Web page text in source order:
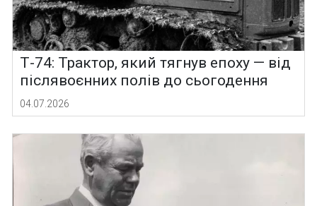
Т-74: Трактор, який тягнув епоху — від
післявоєнних полів до сьогодення
04.07.2026